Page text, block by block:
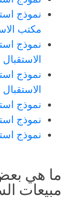
نموذج
مكتب
نموذج
الاستقبال
نموذج
الاستقبال
نموذج
نموذج
نموذج
ما هي
مبيعات